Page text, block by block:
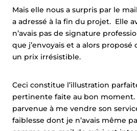
Mais elle nous a surpris par le
a adressé à la fin du projet. Elle
n’avais pas de signature
que j’envoyais et a alors proposé
un prix irrésistible.
Ceci constitue l’illustration
pertinente faite au bon
parvenue à me vendre son
faiblesse dont je n’avais même